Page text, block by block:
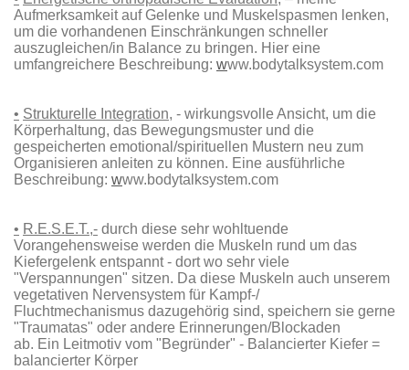
Aufmerksamkeit auf Gelenke und Muskelspasmen lenken,
um die vorhandenen Einschränkungen schneller
auszugleichen/in Balance zu bringen. Hier eine
umfangreichere Beschreibung: www.bodytalksystem.com
• Strukturelle Integration, - wirkungsvolle Ansicht, um die
Körperhaltung, das Bewegungsmuster und die
gespeicherten emotional/spirituellen Mustern neu zum
Organisieren anleiten zu können. Eine ausführliche
Beschreibung: www.bodytalksystem.com
• R.E.S.E.T.,- durch diese sehr wohltuende
Vorangehensweise werden die Muskeln rund um das
Kiefergelenk entspannt - dort wo sehr viele
"Verspannungen" sitzen. Da diese Muskeln auch unserem
vegetativen Nervensystem für Kampf-/
Fluchtmechanismus dazugehörig sind, speichern sie gerne
"Traumatas" oder andere Erinnerungen/Blockaden
ab. Ein Leitmotiv vom "Begründer" - Balancierter Kiefer =
balancierter Körper